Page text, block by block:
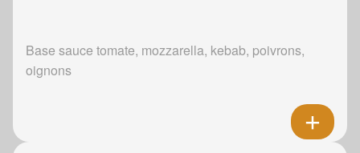
Base sauce tomate, mozzarella, kebab, poivrons,
oignons